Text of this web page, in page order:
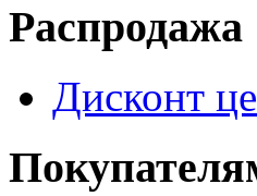
Распродажа
Дисконт